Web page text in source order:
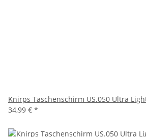
Knirps Taschenschirm US.050 Ultra
34,99 € *